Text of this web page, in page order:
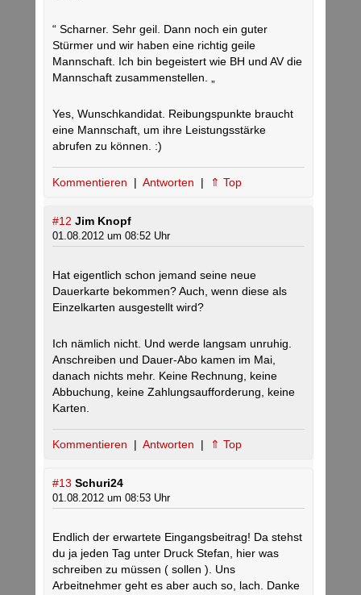
“ Scharner. Sehr geil. Dann noch ein guter
Stürmer und wir haben eine richtig geile
Mannschaft. Ich bin begeistert wie BH und AV die
Mannschaft zusammenstellen. „
Yes, Wunschkandidat. Reibungspunkte braucht
eine Mannschaft, um ihre Leistungsstärke
abrufen zu können. :)
Kommentieren | Antworten | ⇑ Top
#12 Jim Knopf
01.08.2012 um 08:52 Uhr
Hat eigentlich schon jemand seine neue
Dauerkarte bekommen? Auch, wenn diese als
Einzelkarten ausgestellt wird?
Ich nämlich nicht. Und werde langsam unruhig.
Anschreiben und Dauer-Abo kamen im Mai,
danach nichts mehr. Keine Rechnung, keine
Abbuchung, keine Zahlungsaufforderung, keine
Karten.
Kommentieren | Antworten | ⇑ Top
#13 Schuri24
01.08.2012 um 08:53 Uhr
Endlich der erwartete Eingangsbeitrag! Da stehst
du ja jeden Tag unter Druck Stefan, hier was
schreiben zu müssen ( sollen ). Uns
Arbeitnehmer geht es aber auch so, lach. Danke